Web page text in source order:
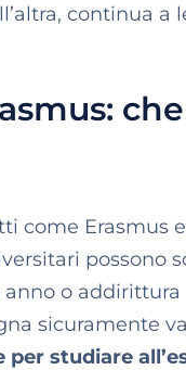
continua a
come Erasmus
possono
o
sicuramente
per studiare